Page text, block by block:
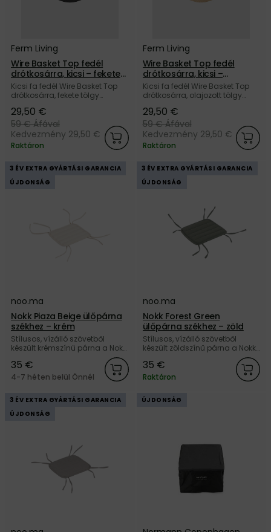
Ferm Living
Wire Basket Top fedél
drótkosárra, kicsi – fekete
tölgy
Kicsi fa fedél Wire Basket Top
drótkosárra, fekete tölgy
márkától. Utoljára elérhető,
vásároljon még ma!
29,50 €
59 €Áfával
Kedvezmény 29,50 €
Raktáron
Ferm Living
Wire Basket Top fedél
drótkosárra, kicsi –
olajozott tölgy
Kicsi fa fedél Wire Basket Top
drótkosárra, olajozott tölgy
márkától. Utoljára elérhető,
vásároljon még ma!
29,50 €
59 €Áfával
Kedvezmény 29,50 €
Raktáron
3 ÉV EXTRA GYÁRTÁSI GARANCIA
ÚJDONSÁG
noo.ma
Nokk Piaza Beige ülőpárna
székhez – krém
Stílusos, vízálló szövetből
készült krémszínű párna a Nokk
székhez a noo.ma márkától.
Vásároljon nálunk, és kapjon 5
év garanciát.
35 €
4-7 héten belül Önnél
3 ÉV EXTRA GYÁRTÁSI GARANCIA
ÚJDONSÁG
noo.ma
Nokk Forest Green
ülőpárna székhez – zöld
Stílusos, vízálló szövetből
készült zöldszínű párna a Nokk
székhez a noo.ma márkától.
Vásároljon nálunk, és kapjon 5
év garanciát.
35 €
Raktáron
3 ÉV EXTRA GYÁRTÁSI GARANCIA
ÚJDONSÁG
ÚJDONSÁG